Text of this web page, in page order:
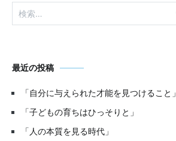
シ
ン
検
索:
最近の投稿
「自分に与えられた才能を見つけること」
「子どもの育ちはひっそりと」
「人の本質を見る時代」